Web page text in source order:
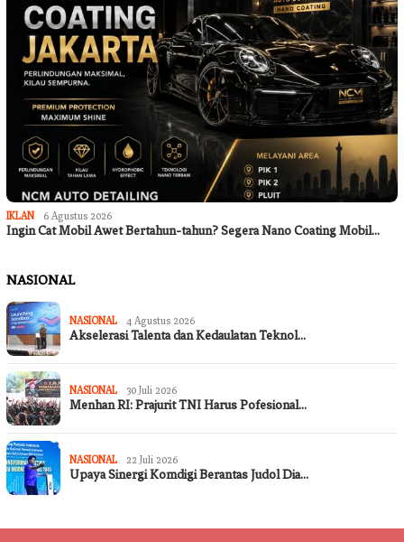
IKLAN 6 Agustus 2026
Ingin Cat Mobil Awet Bertahun-tahun? Segera Nano Coating Mobil…
NASIONAL
NASIONAL 4 Agustus 2026
Akselerasi Talenta dan Kedaulatan Teknol…
NASIONAL 30 Juli 2026
Menhan RI: Prajurit TNI Harus Pofesional…
NASIONAL 22 Juli 2026
Upaya Sinergi Komdigi Berantas Judol Dia…